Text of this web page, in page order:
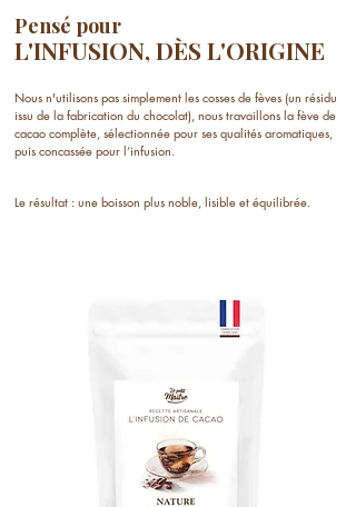
Pensé pour
L'INFUSION, DÈS L'ORIGINE
Nous n'utilisons pas simplement les cosses de fèves (un résidu
issu de la fabrication du chocolat), nous travaillons la fève de
cacao complète, sélectionnée pour ses qualités aromatiques,
puis concassée pour l’infusion.
Le résultat : une boisson plus noble, lisible et équilibrée.